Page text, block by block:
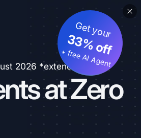
2026 *extended
at Zero
Get your
33% off
+ free AI Agent